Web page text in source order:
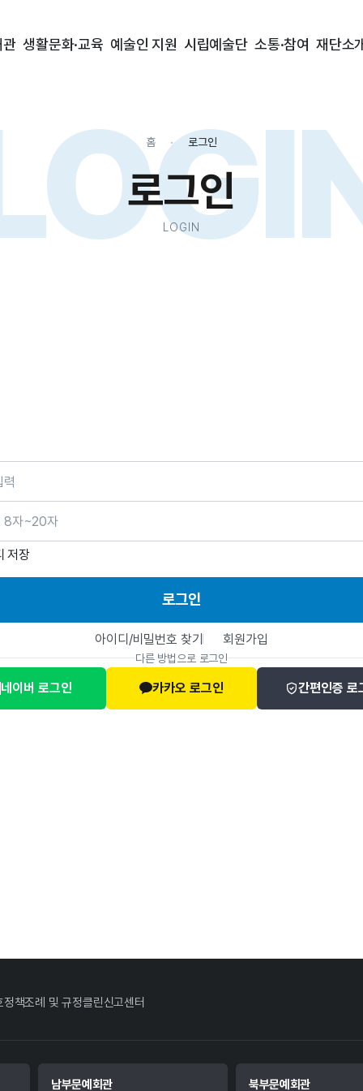
관 생활문화·교육 예술인 지원 시립예술단 소통·참여 재단소
홈 로그인
로그인
LOGIN
저장
로그인
아이디/비밀번호 찾기 회원가입
다른 방법으로 로그인
네이버 로그인 카카오 로그인 간편인증 로
정책조례 및 규정클린신고센터
남부문예회관 북부문예회관